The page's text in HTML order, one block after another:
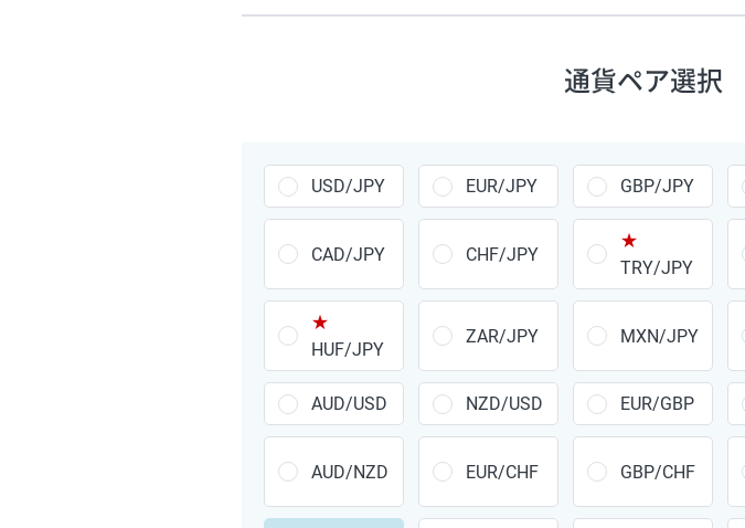
ポイント
GBP/JPY 170円
AUD/JPY 106円
NZD/JPY 28円
CAD/JPY 38円
CHF/JPY 34円
通貨ペア選択
USD/JPY EUR/JPY GBP/JPY
CAD/JPY CHF/JPY
★
TRY/JPY
★
HUF/JPY
ZAR/JPY MXN/JPY
AUD/USD NZD/USD EUR/GBP
AUD/NZD EUR/CHF GBP/CHF